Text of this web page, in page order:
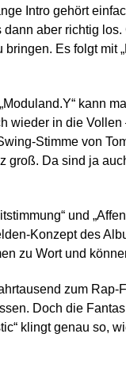
Intro gehört
dann aber richtig
bringen. Es folgt mit
kann
wieder in die
Stimme von
groß. Da sind ja
und
Konzept des
zu Wort und
zum
Doch die
klingt genau so,